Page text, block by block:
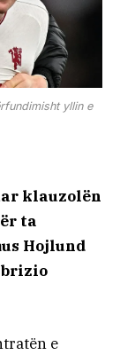
yllin e
klauzolën
ta
Hojlund
e